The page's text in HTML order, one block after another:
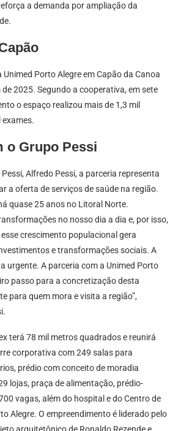
a demanda por ampliação da
Porto Alegre em Capão da Canoa
2025. Segundo a cooperativa, em sete
o espaço realizou mais de 1,3 mil
o Grupo Pessi
Alfredo Pessi, a parceria representa
a oferta de serviços de saúde na região.
quase 25 anos no Litoral Norte.
no nosso dia a dia e, por isso,
crescimento populacional gera
e transformações sociais. A
urgente. A parceria com a Unimed Porto
passo para a concretização desta
para quem mora e visita a região”,
terá 78 mil metros quadrados e reunirá
corporativa com 249 salas para
prédio com conceito de moradia
lojas, praça de alimentação, prédio-
vagas, além do hospital e do Centro de
Alegre. O empreendimento é liderado pelo